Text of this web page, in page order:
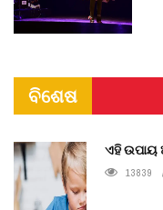
ବିଶେଷ
ଏହି ଉପାୟ
13839